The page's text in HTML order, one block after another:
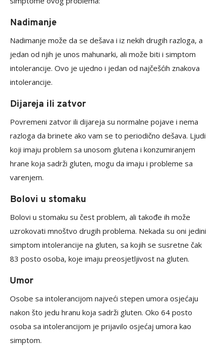
Nadimanje
Nadimanje može da se dešava i iz nekih drugih razloga, a
jedan od njih je unos mahunarki, ali može biti i simptom
intolerancije. Ovo je ujedno i jedan od najčešćih znakova
intolerancije.
Dijareja ili zatvor
Povremeni zatvor ili dijareja su normalne pojave i nema
razloga da brinete ako vam se to periodično dešava. Ljudi
koji imaju problem sa unosom glutena i konzumiranjem
hrane koja sadrži gluten, mogu da imaju i probleme sa
varenjem.
Bolovi u stomaku
Bolovi u stomaku su čest problem, ali takođe ih može
uzrokovati mnoštvo drugih problema. Nekada su oni jedini
simptom intolerancije na gluten, sa kojih se susretne čak
83 posto osoba, koje imaju preosjetljivost na gluten.
Umor
Osobe sa intolerancijom najveći stepen umora osjećaju
nakon što jedu hranu koja sadrži gluten. Oko 64 posto
osoba sa intolerancijom je prijavilo osjećaj umora kao
simptom.